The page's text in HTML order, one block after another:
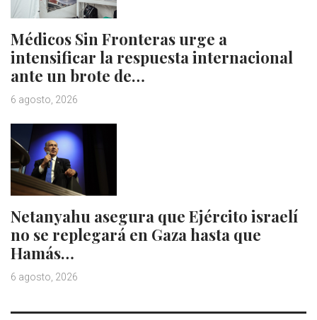
Médicos Sin Fronteras urge a
intensificar la respuesta internacional
ante un brote de…
6 agosto, 2026
Netanyahu asegura que Ejército israelí
no se replegará en Gaza hasta que
Hamás…
6 agosto, 2026